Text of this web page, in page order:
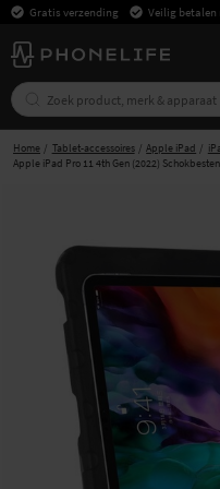
Gratis verzending Veilig betalen
Home Tablet-accessoires Apple iPad
Apple iPad Pro 11 4th Gen (2022)